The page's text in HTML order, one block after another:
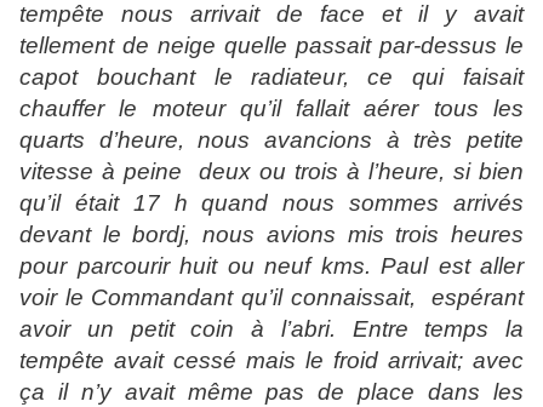
tempête nous arrivait de face et il y avait
tellement de neige quelle passait par-dessus le
capot bouchant le radiateur, ce qui faisait
chauffer le moteur qu’il fallait aérer tous les
quarts d’heure, nous avancions à très petite
vitesse à peine
deux ou trois à l’heure, si bien
qu’il était 17 h quand nous sommes arrivés
devant le bordj, nous avions mis trois heures
pour parcourir huit ou neuf kms. Paul est aller
voir le Commandant qu’il connaissait,
espérant
avoir un petit coin à l’abri. Entre temps la
tempête avait cessé mais le froid arrivait; avec
ça il n’y avait même pas de place dans les